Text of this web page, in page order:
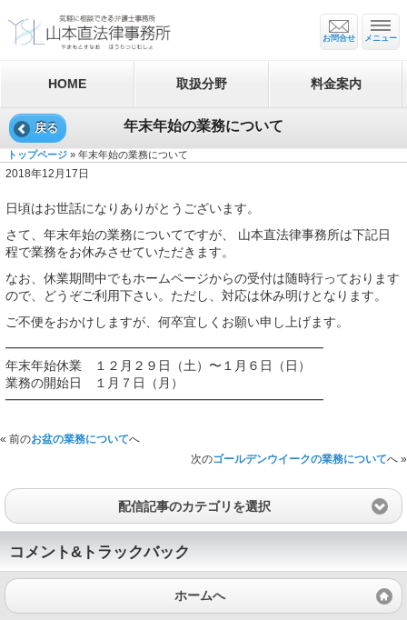
メニュー
お問合せ
HOME 取扱分野 料金案内
戻る 年末年始の業務について
トップページ » 年末年始の業務について
2018年12月17日
日頃はお世話になりありがとうございます。
さて、年末年始の業務についてですが、 山本直法律事務所は下記日
程で業務をお休みさせていただきます。
なお、休業期間中でもホームページからの受付は随時行っております
ので、どうぞご利用下さい。ただし、対応は休み明けとなります。
ご不便をおかけしますが、何卒宜しくお願い申し上げます。
━━━━━━━━━━━━━━━━━━━━━━━━━
年末年始休業 １２月２９日（土）〜１月６日（日）
業務の開始日 １月７日（月）
━━━━━━━━━━━━━━━━━━━━━━━━━
« 前のお盆の業務についてへ
次のゴールデンウイークの業務についてへ »
配信記事のカテゴリを選択
コメント&トラックバック
ホームへ